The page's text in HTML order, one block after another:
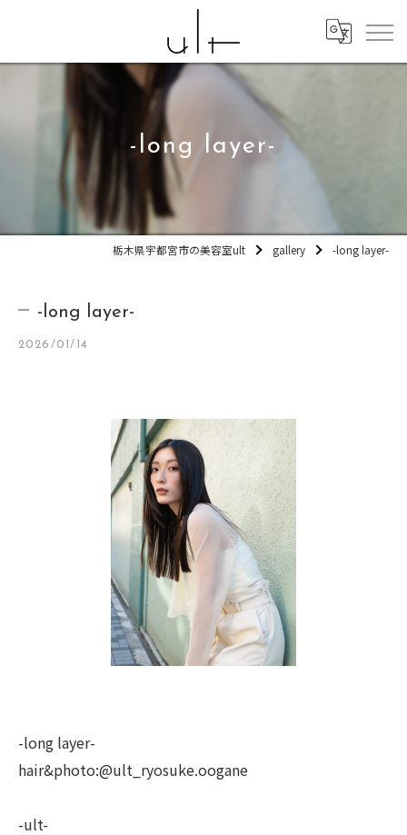
-long layer-
栃木県宇都宮市の美容室ult gallery -long layer-
-long layer-
2026/01/14
-long layer-
hair&photo:@ult_ryosuke.oogane
-ult-